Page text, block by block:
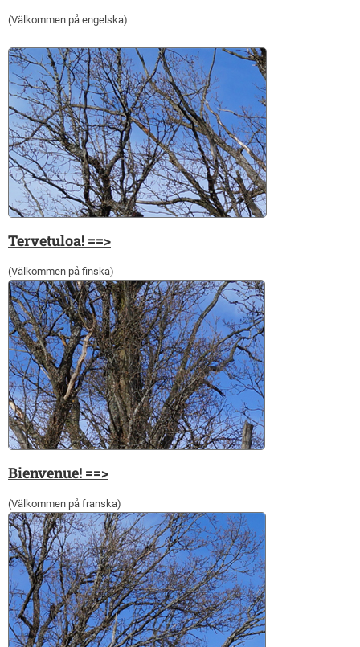
(Välkommen på engelska)
Tervetuloa! ==>
(Välkommen på finska)
Bienvenue! ==>
(Välkommen på franska)